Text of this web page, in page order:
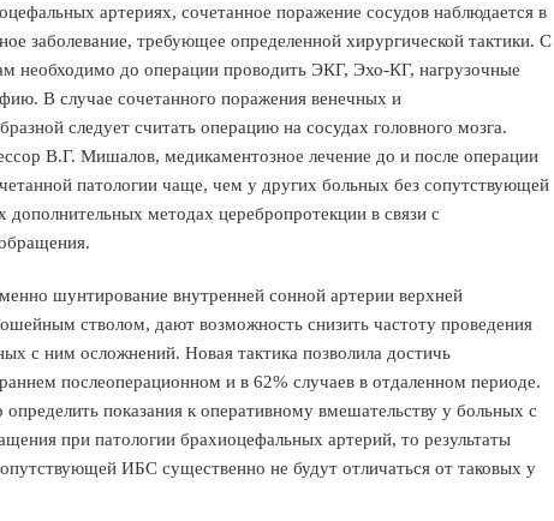
артериях, сочетанное поражение сосудов наблюдается в
заболевание, требующее определенной хирургической тактики. С
необходимо до операции проводить ЭКГ, Эхо-КГ, нагрузочные
В случае сочетанного поражения венечных и
следует считать операцию на сосудах головного мозга.
В.Г. Мишалов, медикаментозное лечение до и после операции
патологии чаще, чем у других больных без сопутствующей
методах церебропротекции в связи с
шунтирование внутренней сонной артерии верхней
стволом, дают возможность снизить частоту проведения
с ним осложнений. Новая тактика позволила достичь
послеоперационном и в 62% случаев в отдаленном периоде.
показания к оперативному вмешательству у больных с
при патологии брахиоцефальных артерий, то результаты
ИБС существенно не будут отличаться от таковых у